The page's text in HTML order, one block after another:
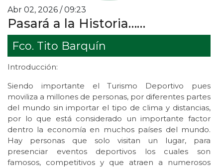
Abr 02, 2026 / 09:23
Pasará a la Historia……
Fco. Tito Barquín
Introducción:
Siendo importante el Turismo Deportivo pues
moviliza a millones de personas, por diferentes partes
del mundo sin importar el tipo de clima y distancias,
por lo que está considerado un importante factor
dentro la economía en muchos países del mundo.
Hay personas que solo visitan un lugar, para
presenciar eventos deportivos los cuales son
famosos, competitivos y que atraen a numerosos